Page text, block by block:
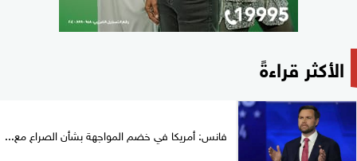
الأكثر قراءةً
فانس: أمريكا في خضم المواجهة بشأن الصراع مع...